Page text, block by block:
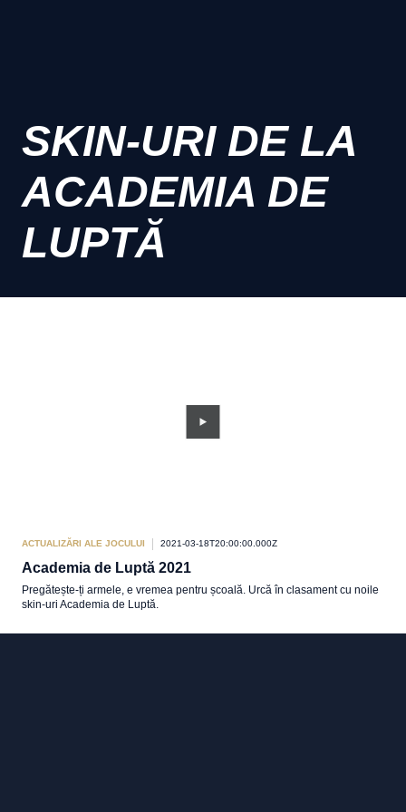
SKIN-URI DE LA
ACADEMIA DE
LUPTĂ
ACTUALIZĂRI ALE JOCULUI 2021-03-18T20:00:00.000Z
Academia de Luptă 2021
Pregătește-ți armele, e vremea pentru școală. Urcă în clasament cu noile
skin-uri Academia de Luptă.